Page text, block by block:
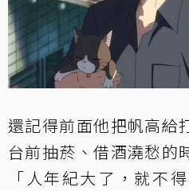
還記得前面他把帆高給
台前抽菸、借酒澆愁的
「人年紀大了，就不